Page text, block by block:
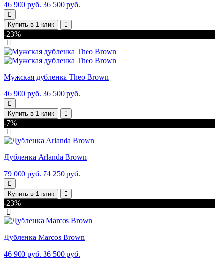
46 900 руб. 36 500 руб.
Купить в 1 клик
-23%
Мужская дубленка Theo Brown
46 900 руб. 36 500 руб.
Купить в 1 клик
-7%
Дубленка Arlanda Brown
79 000 руб. 74 250 руб.
Купить в 1 клик
-23%
Дубленка Marcos Brown
46 900 руб. 36 500 руб.